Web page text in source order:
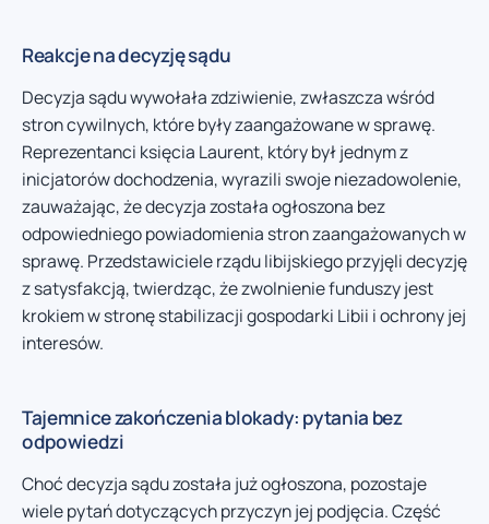
Reakcje na decyzję sądu
Decyzja sądu wywołała zdziwienie, zwłaszcza wśród
stron cywilnych, które były zaangażowane w sprawę.
Reprezentanci księcia Laurent, który był jednym z
inicjatorów dochodzenia, wyrazili swoje niezadowolenie,
zauważając, że decyzja została ogłoszona bez
odpowiedniego powiadomienia stron zaangażowanych w
sprawę. Przedstawiciele rządu libijskiego przyjęli decyzję
z satysfakcją, twierdząc, że zwolnienie funduszy jest
krokiem w stronę stabilizacji gospodarki Libii i ochrony jej
interesów.
Tajemnice zakończenia blokady: pytania bez
odpowiedzi
Choć decyzja sądu została już ogłoszona, pozostaje
wiele pytań dotyczących przyczyn jej podjęcia. Część